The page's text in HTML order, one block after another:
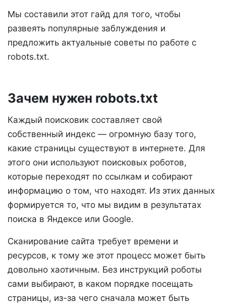
Мы составили этот гайд для того, чтобы
развеять популярные заблуждения и
предложить актуальные советы по работе с
robots.txt.
Зачем нужен robots.txt
Каждый поисковик составляет свой
собственный индекс — огромную базу того,
какие страницы существуют в интернете. Для
этого они используют поисковых роботов,
которые переходят по ссылкам и собирают
информацию о том, что находят. Из этих данных
формируется то, что мы видим в результатах
поиска в Яндексе или Google.
Сканирование сайта требует времени и
ресурсов, к тому же этот процесс может быть
довольно хаотичным. Без инструкций роботы
сами выбирают, в каком порядке посещать
страницы, из-за чего сначала может быть